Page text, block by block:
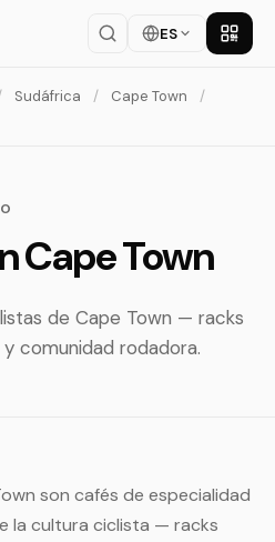
ES
Sudáfrica / Cape Town
/
Cape Town
de Cape Town — racks
comunidad rodadora.
son cafés de especialidad
la cultura ciclista — racks